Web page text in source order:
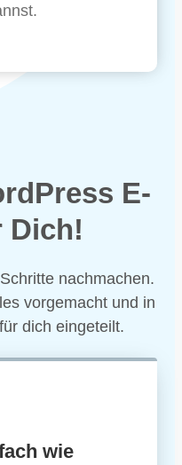
E-
Dich!
nachmachen.
vorgemacht und in
dich eingeteilt.
wie